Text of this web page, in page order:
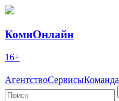
КомиОнлайн
16+
АгентствоСервисыКоманда